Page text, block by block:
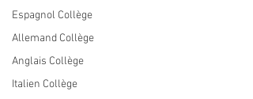
Espagnol Collège
Allemand Collège
Anglais Collège
Italien Collège